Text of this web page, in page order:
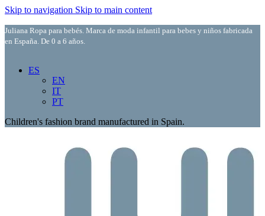
Skip to navigation Skip to main content
Juliana Ropa para bebés. Marca de moda infantil para bebes y niños fabricada
en España. De 0 a 6 años.
ES
EN
IT
PT
Children's fashion brand manufactured in Spain.